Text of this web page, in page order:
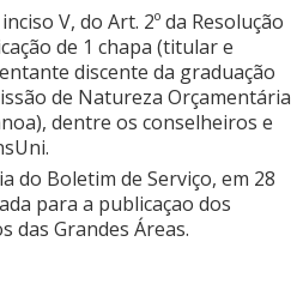
V, do Art. 2º da Resolução
de 1 chapa (titular e
discente da graduação
de Natureza Orçamentária
dentre os conselheiros e
do Boletim de Serviço, em 28
para a publicaçao dos
das Grandes Áreas.